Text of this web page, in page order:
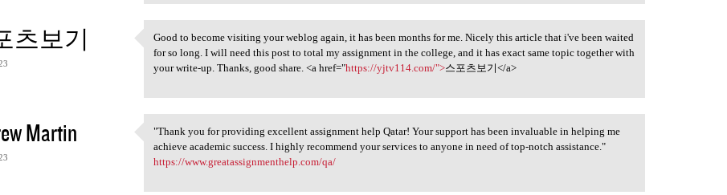
츠보기 Good to become visiting your
Good to become visiting your weblog again, it has been months for me. Nicely this article that i've been waited
for so long. I will need this post to total my assignment in the college, and it has exact same topic together with
your write-up. Thanks, good share. <a href="https://yjtv114.com/">스포츠보기</a>
Martin "Thank you for providing
"Thank you for providing excellent assignment help Qatar! Your support has been invaluable in helping me
achieve academic success. I highly recommend your services to anyone in need of top-notch assistance."
https://www.greatassignmenthelp.com/qa/